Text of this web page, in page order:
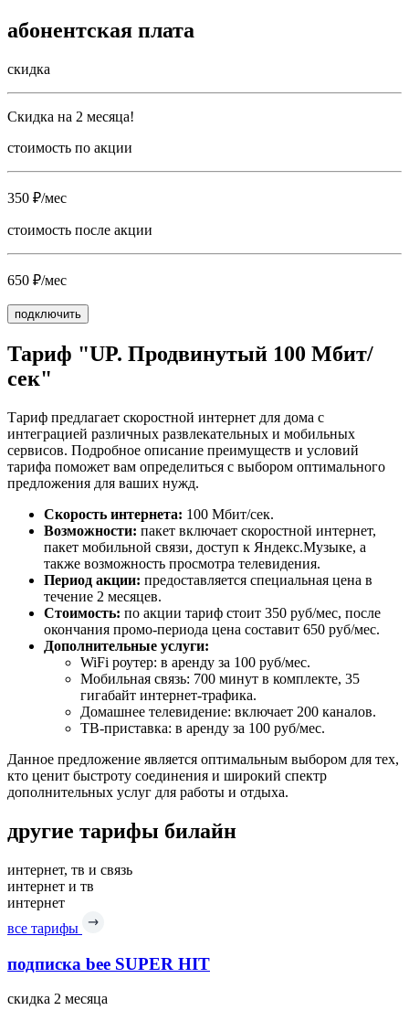
абонентская плата
скидка
Скидка на 2 месяца!
стоимость по акции
350 ₽/мес
стоимость после акции
650 ₽/мес
подключить
Тариф "UP. Продвинутый 100 Мбит/
сек"
Тариф предлагает скоростной интернет для дома с
интеграцией различных развлекательных и мобильных
сервисов. Подробное описание преимуществ и условий
тарифа поможет вам определиться с выбором оптимального
предложения для ваших нужд.
Скорость интернета: 100 Мбит/сек.
Возможности: пакет включает скоростной интернет,
пакет мобильной связи, доступ к Яндекс.Музыке, а
также возможность просмотра телевидения.
Период акции: предоставляется специальная цена в
течение 2 месяцев.
Стоимость: по акции тариф стоит 350 руб/мес, после
окончания промо-периода цена составит 650 руб/мес.
Дополнительные услуги:
WiFi роутер: в аренду за 100 руб/мес.
Мобильная связь: 700 минут в комплекте, 35
гигабайт интернет-трафика.
Домашнее телевидение: включает 200 каналов.
ТВ-приставка: в аренду за 100 руб/мес.
Данное предложение является оптимальным выбором для тех,
кто ценит быстроту соединения и широкий спектр
дополнительных услуг для работы и отдыха.
другие тарифы билайн
интернет, тв и связь
интернет и тв
интернет
все тарифы
подписка bee SUPER HIT
скидка 2 месяца